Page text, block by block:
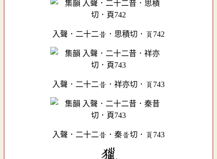
入聲．二十二昔．思積切．頁742
入聲．二十二昔．祥亦切．頁743
入聲．二十二昔．秦昔切．頁743